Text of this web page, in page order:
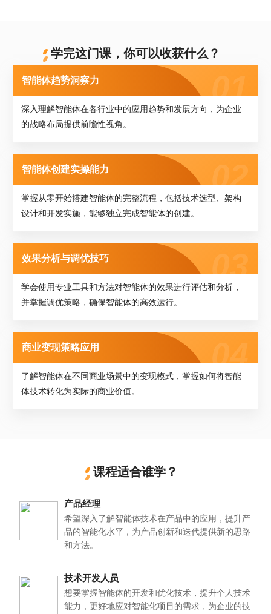
学完这门课，你可以收获什么？
智能体趋势洞察力
深入理解智能体在各行业中的应用趋势和发展方向，为企业
的战略布局提供前瞻性视角。
智能体创建实操能力
掌握从零开始搭建智能体的完整流程，包括技术选型、架构
设计和开发实施，能够独立完成智能体的创建。
效果分析与调优技巧
学会使用专业工具和方法对智能体的效果进行评估和分析，
并掌握调优策略，确保智能体的高效运行。
商业变现策略应用
了解智能体在不同商业场景中的变现模式，掌握如何将智能
体技术转化为实际的商业价值。
课程适合谁学？
产品经理
希望深入了解智能体技术在产品中的应用，提升产
品的智能化水平，为产品创新和迭代提供新的思路
和方法。
技术开发人员
想要掌握智能体的开发和优化技术，提升个人技术
能力，更好地应对智能化项目的需求，为企业的技